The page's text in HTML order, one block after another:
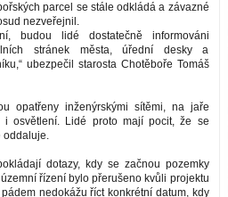
parcel se stále odkládá a závazné
nezveřejnil.
budou lidé dostatečně informováni
stránek města, úřední desky a
ubezpečil starosta Chotěboře Tomáš
opatřeny inženýrskými sítěmi, na jaře
i osvětlení. Lidé proto mají pocit, že se
oddaluje.
dotazy, kdy se začnou pozemky
řízení bylo přerušeno kvůli projektu
nedokážu říct konkrétní datum, kdy